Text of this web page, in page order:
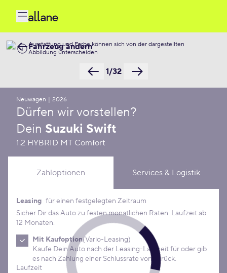
Ausstattung und Farbe können sich von der dargestellten
Abbildung unterscheiden
1/32
Fahrzeug ändern
Neuwagen | 2026
Dürfen wir vorstellen?
Dein Suzuki Swift
1.2 HYBRID MT Comfort
Zahloptionen Services & Logistik
Leasing Konditionen
Leasing für einen festgelegten Zeitraum
Sicher Dir das Auto zu festen monatlichen Raten. Laufzeit ab
12 Monaten.
Mit Kaufoption(Vario-Leasing)
Kaufe Dein Auto nach der Leasing-Laufzeit für oder gib
es nach Zahlung einer Schlussrate von zurück.
Laufzeit